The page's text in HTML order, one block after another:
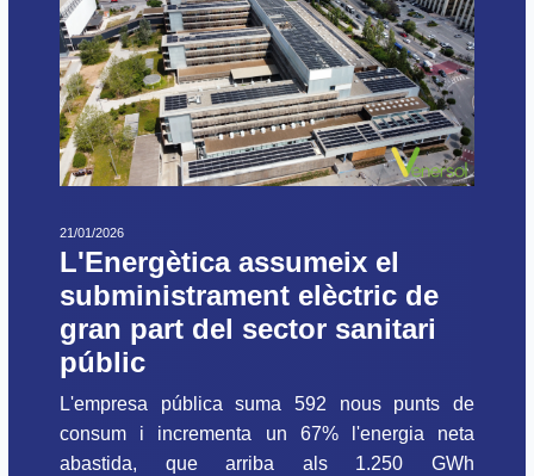
21/01/2026
L'Energètica assumeix el
subministrament elèctric de
gran part del sector sanitari
públic
L'empresa pública suma 592 nous punts de
consum i incrementa un 67% l'energia neta
abastida, que arriba als 1.250 GWh